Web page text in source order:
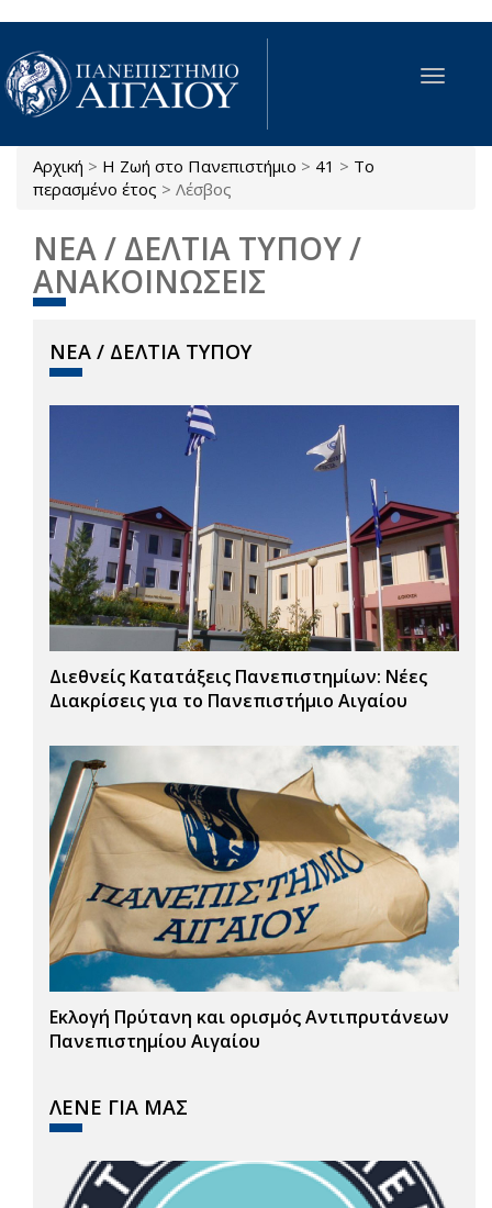
Παράκαμψη προς το κυρίως περιεχόμενο
Toggle
Είστε εδώ
Αρχική > Η Ζωή στο Πανεπιστήμιο > 41 > Το
περασμένο έτος > Λέσβος
ΝΕΑ / ΔΕΛΤΙΑ ΤΥΠΟΥ /
ΑΝΑΚΟΙΝΩΣΕΙΣ
ΝΕΑ / ΔΕΛΤΙΑ ΤΥΠΟΥ
Διεθνείς Κατατάξεις Πανεπιστημίων: Νέες
Διακρίσεις για το Πανεπιστήμιο Αιγαίου
Εκλογή Πρύτανη και ορισμός Αντιπρυτάνεων
Πανεπιστημίου Αιγαίου
ΛΕΝΕ ΓΙΑ ΜΑΣ